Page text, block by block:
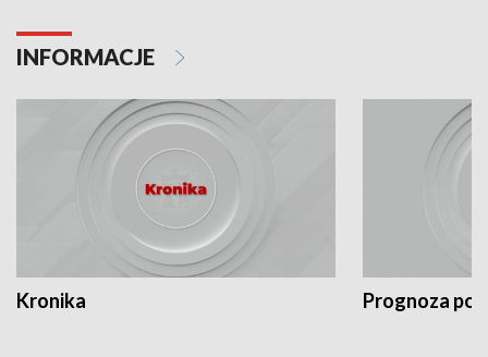
INFORMACJE
Kronika Prognoza